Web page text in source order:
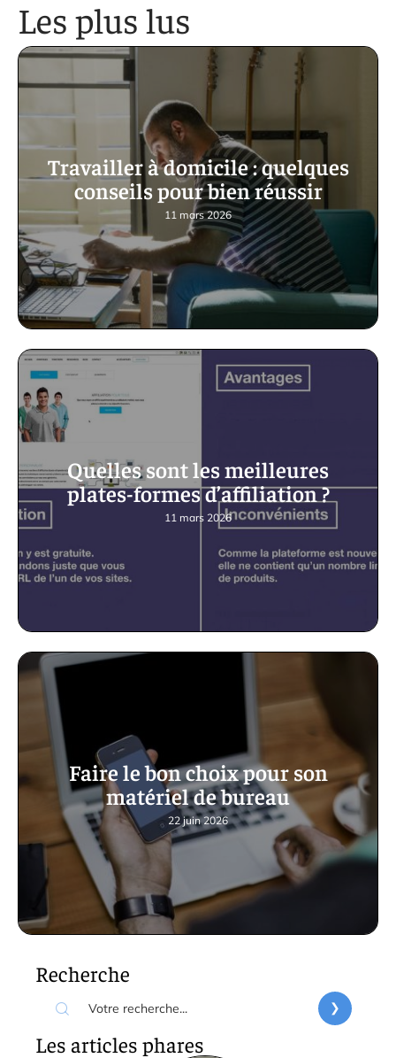
Les plus lus
Travailler à domicile : quelques
conseils pour bien réussir
11 mars 2026
Quelles sont les meilleures
plates-formes d’affiliation ?
11 mars 2026
Faire le bon choix pour son
matériel de bureau
22 juin 2026
Recherche
Les articles phares